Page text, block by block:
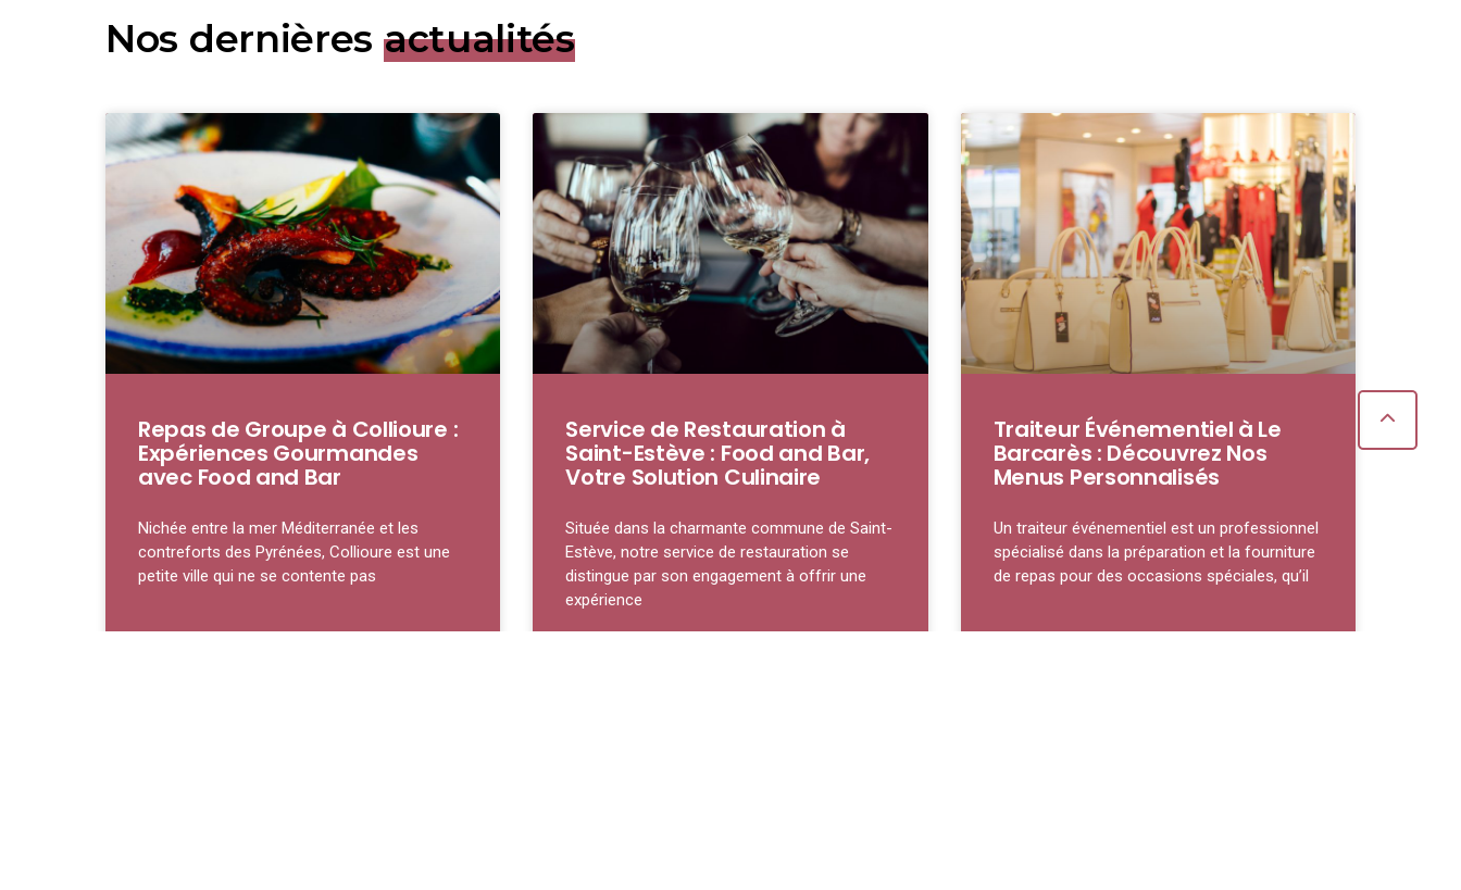
Nos dernières actualités
Repas de Groupe à Collioure :
Expériences Gourmandes
avec Food and Bar
Nichée entre la mer Méditerranée et les
contreforts des Pyrénées, Collioure est une
petite ville qui ne se contente pas
Service de Restauration à
Saint-Estève : Food and Bar,
Votre Solution Culinaire
Située dans la charmante commune de Saint-
Estève, notre service de restauration se
distingue par son engagement à offrir une
expérience
Traiteur Événementiel à Le
Barcarès : Découvrez Nos
Menus Personnalisés
Un traiteur événementiel est un professionnel
spécialisé dans la préparation et la fourniture
de repas pour des occasions spéciales, qu’il